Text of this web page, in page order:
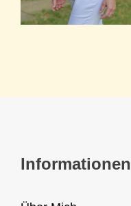
Informationen